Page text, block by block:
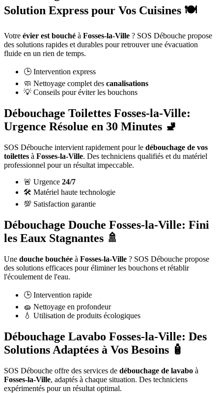
Solution Express pour Vos Cuisines 🍽️
Votre évier est bouché à Fosses-la-Ville ? SOS Débouche propose
des solutions rapides et durables pour retrouver une évacuation
fluide en un rien de temps.
🕒 Intervention express
🧼 Nettoyage complet des canalisations
💡 Conseils pour éviter les bouchons
Débouchage Toilettes Fosses-la-Ville:
Urgence Résolue en 30 Minutes 🚽
SOS Débouche intervient rapidement pour le débouchage de vos
toilettes à Fosses-la-Ville. Des techniciens qualifiés et du matériel
professionnel pour un résultat impeccable.
🚨 Urgence 24/7
🛠️ Matériel haute technologie
💯 Satisfaction garantie
Débouchage Douche Fosses-la-Ville: Fini
les Eaux Stagnantes 🚿
Une douche bouchée à Fosses-la-Ville ? SOS Débouche propose
des solutions efficaces pour éliminer les bouchons et rétablir
l'écoulement de l'eau.
🕒 Intervention rapide
🧽 Nettoyage en profondeur
💧 Utilisation de produits écologiques
Débouchage Lavabo Fosses-la-Ville: Des
Solutions Adaptées à Vos Besoins 🧴
SOS Débouche offre des services de débouchage de lavabo à
Fosses-la-Ville, adaptés à chaque situation. Des techniciens
expérimentés pour un résultat optimal.